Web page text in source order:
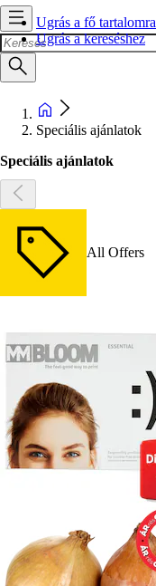
Ugrás a fő tartalomra
Ugrás a kereséshez
Speciális ajánlatok
Speciális ajánlatok
All Offers